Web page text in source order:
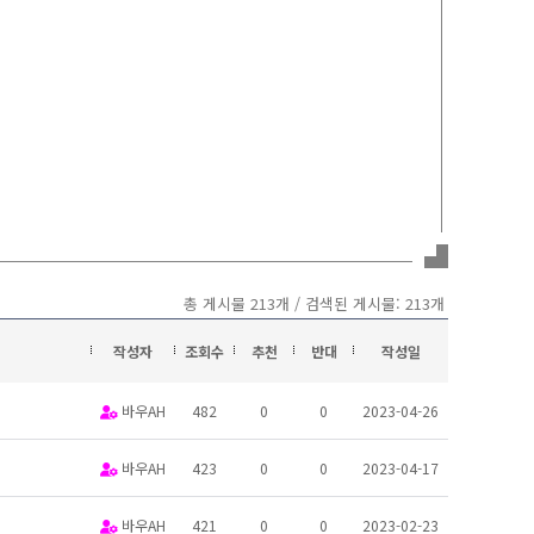
총 게시물 213개 / 검색된 게시물: 213개
작성자 조회수 추천 반대 작성일
바우AH 482 0 0 2023-04-26
바우AH 423 0 0 2023-04-17
바우AH 421 0 0 2023-02-23